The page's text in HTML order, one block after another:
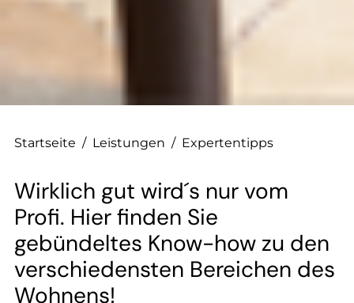
Startseite / Leistungen / Expertentipps
Wirklich gut wird´s nur vom
Profi. Hier finden Sie
gebündeltes Know-how zu den
verschiedensten Bereichen des
Wohnens!